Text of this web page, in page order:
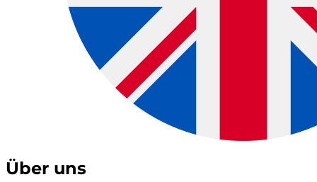
Über uns